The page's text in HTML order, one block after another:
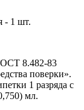
- 1 шт.
8.482-83
поверки».
1 разряда с
мл.